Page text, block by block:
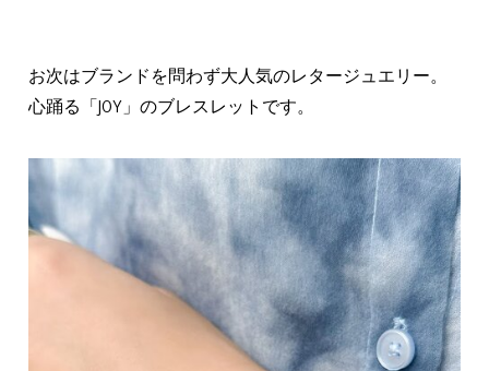
お次はブランドを問わず大人気のレタージュエリー。
心踊る「JOY」のブレスレットです。